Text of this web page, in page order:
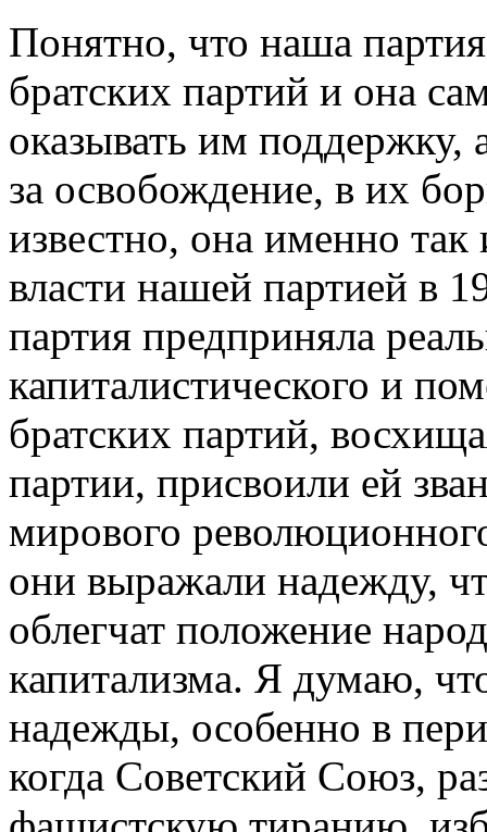
Понятно, что наша
братских партий и она
оказывать им поддержку,
за освобождение, в их
известно, она именно так
власти нашей партией в
партия предприняла
капиталистического и
братских партий,
партии, присвоили ей
мирового
они выражали надежду,
облегчат положение
капитализма. Я думаю,
надежды, особенно в
когда Советский Союз,